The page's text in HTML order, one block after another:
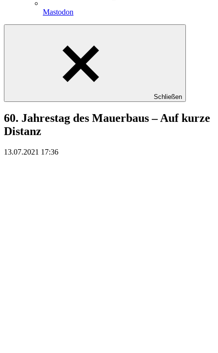
Mastodon
Schließen
60. Jahrestag des Mauerbaus – Auf kurze
Distanz
13.07.2021 17:36